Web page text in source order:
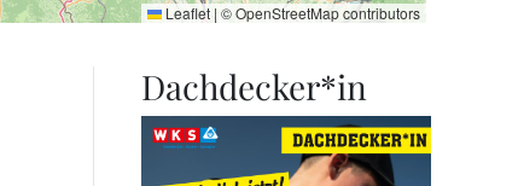
Leaflet | ©OpenStreetMapcontributors
Dachdecker*in